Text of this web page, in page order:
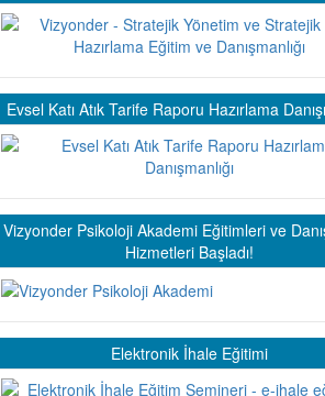
Evsel Katı Atık Tarife Raporu Hazırlama
Vizyonder Psikoloji Akademi Eğitimleri ve
Hizmetleri Başladı!
Elektronik İhale Eğitimi